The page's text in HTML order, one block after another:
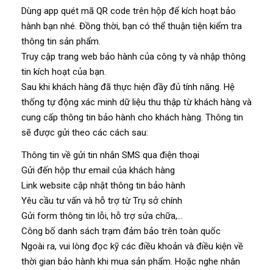
Dùng app quét mã QR code trên hộp để kích hoạt bảo
hành bạn nhé. Đồng thời, bạn có thể thuận tiện kiểm tra
thông tin sản phẩm.
Truy cập trang web bảo hành của công ty và nhập thông
tin kích hoạt của bạn.
Sau khi khách hàng đã thực hiện đầy đủ tính năng. Hệ
thống tự động xác minh dữ liệu thu thập từ khách hàng và
cung cấp thông tin bảo hành cho khách hàng. Thông tin
sẽ được gửi theo các cách sau:
Thông tin về gửi tin nhắn SMS qua điện thoại
Gửi đến hộp thư email của khách hàng
Link website cập nhật thông tin bảo hành
Yêu cầu tư vấn và hỗ trợ từ Trụ sở chính
Gửi form thông tin lỗi, hỗ trợ sửa chữa,…
Công bố danh sách trạm đảm bảo trên toàn quốc
Ngoài ra, vui lòng đọc kỹ các điều khoản và điều kiện về
thời gian bảo hành khi mua sản phẩm. Hoặc nghe nhân